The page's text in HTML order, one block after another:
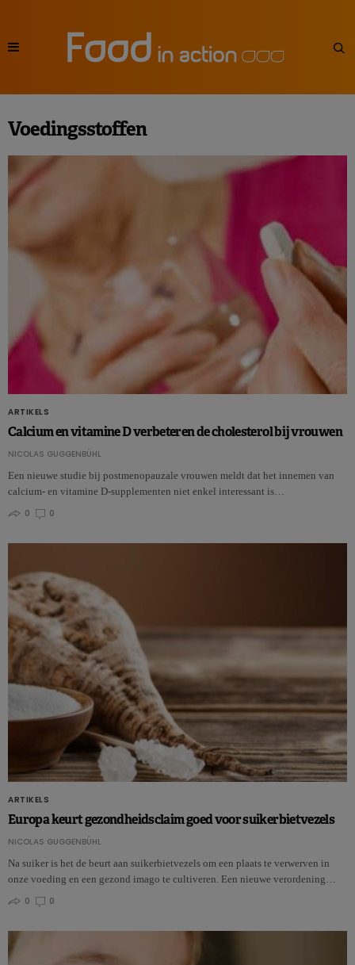
Voedingsstoffen
ARTIKELS
Calcium en vitamine D verbeteren de cholesterol bij vrouwen
NICOLAS GUGGENBÜHL
Een nieuwe studie bij postmenopauzale vrouwen meldt dat het innemen van
calcium- en vitamine D-supplementen niet enkel interessant is…
0
0
ARTIKELS
Europa keurt gezondheidsclaim goed voor suikerbietvezels
NICOLAS GUGGENBÜHL
Na suiker is het de beurt aan suikerbietvezels om een plaats te verwerven in
onze voeding en een gezond imago te cultiveren. Een nieuwe verordening…
0
0